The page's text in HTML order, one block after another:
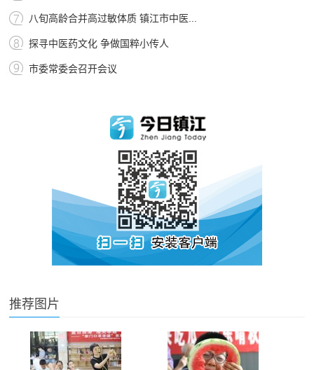
八旬高龄合并高过敏体质 镇江市中医...
探寻中医药文化 争做国粹小传人
市委常委会召开会议
推荐图片